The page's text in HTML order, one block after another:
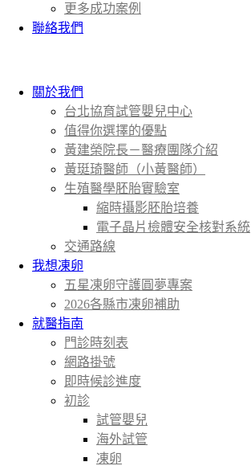
更多成功案例
聯絡我們
關於我們
台北協育試管嬰兒中心
值得你選擇的優點
黃建榮院長－醫療團隊介紹
黃珽琦醫師（小黃醫師）
生殖醫學胚胎實驗室
縮時攝影胚胎培養
電子晶片檢體安全核對系統
交通路線
我想凍卵
五星凍卵守護圓夢專案
2026各縣市凍卵補助
就醫指南
門診時刻表
網路掛號
即時候診進度
初診
試管嬰兒
海外試管
凍卵